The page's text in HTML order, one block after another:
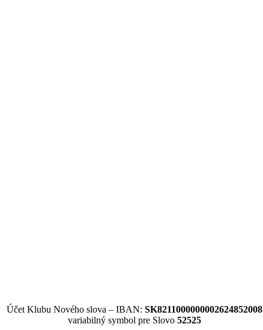
Účet Klubu Nového slova – IBAN: SK8211000000002624852008
variabilný symbol pre Slovo 52525